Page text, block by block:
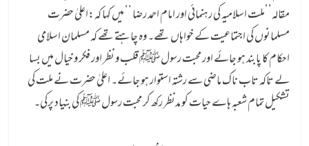
مقالہ’’ملت اسلامیہ کی رہنمائی اور امام احمد رضا ‘‘ میں کہا کہ:اعلیٰ حضرت
مسلمانوں کی اجتماعیت کے خواہاں تھے۔ وہ چاہتے تھے کہ مسلمان اسلامی
احکام کا پابند ہو جائے اور محبت رسول ﷺ قلب و نظر اور فکر و خیال میں بسا
لے تاکہ تاب ناک ماضی سے رشتہ استوار ہو جائے۔ اعلیٰ حضرت نے ملت کی
تشکیل تمام شعبہ ہاے حیات کو مدنظر رکھ کر محبت رسول ﷺ کی بنیاد پرکی۔